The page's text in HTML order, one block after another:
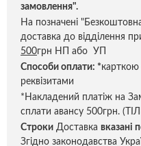
замовлення".
На позначені
доставка до відділення
500грн НП або УП
Способи оплати: *карткою
реквізитами
*Накладений платіж на
сплати авансу 500грн.
Строки Доставка вказані
Згідно законодавства